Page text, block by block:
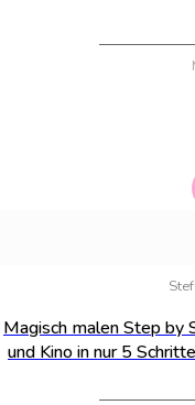
Magisch malen Step by
und Kino in nur 5